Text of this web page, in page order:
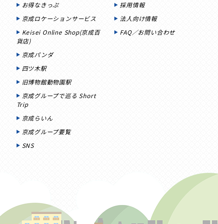
お得なきっぷ
京成ロケーションサービス
Keisei Online Shop(京成百
貨店)
京成パンダ
四ツ木駅
旧博物館動物園駅
京成グループで巡る Short
Trip
京成らいん
京成グループ要覧
SNS
採用情報
法人向け情報
FAQ／お問い合わせ